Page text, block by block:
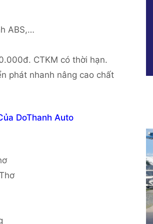
ABS,…
CTKM có thời hạn.
phát nhanh nâng cao chất
DoThanh Auto